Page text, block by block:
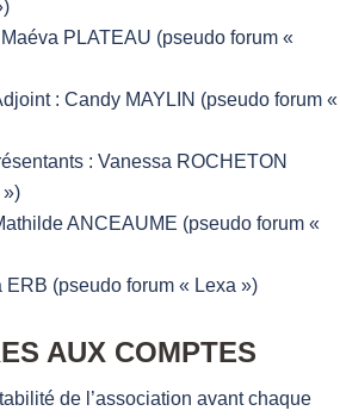
PLATEAU (pseudo forum «
: Candy MAYLIN (pseudo forum «
: Vanessa ROCHETON
»)
ANCEAUME (pseudo forum «
ERB (pseudo forum « Lexa »)
AUX COMPTES
de l’association avant chaque